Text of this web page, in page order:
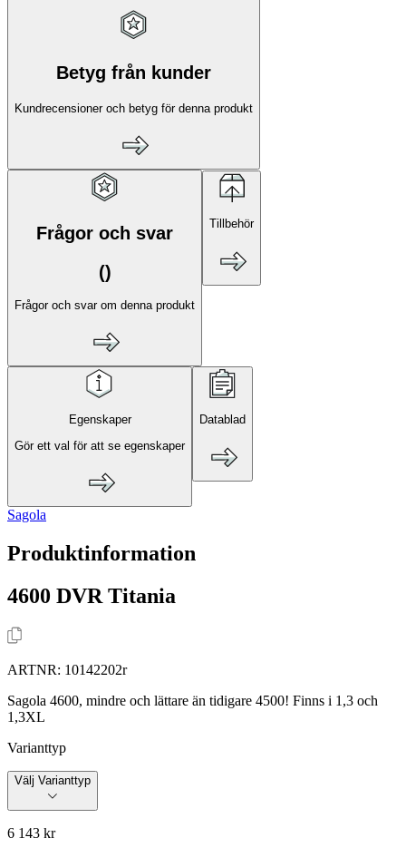
Betyg från kunder
Kundrecensioner och betyg för denna produkt
Frågor och svar
()
Frågor och svar om denna produkt
Tillbehör
Egenskaper
Gör ett val för att se egenskaper
Datablad
Sagola
Produktinformation
4600 DVR Titania
ARTNR: 10142202r
Sagola 4600, mindre och lättare än tidigare 4500! Finns i 1,3 och
1,3XL
Varianttyp
Välj Varianttyp
6 143 kr